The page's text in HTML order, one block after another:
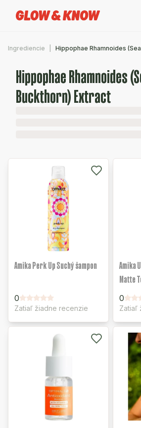
Ingrediencie Hippophae Rhamnoides
Hippophae Rhamnoides
Buckthorn) Extract
Amika Perk Up Suchý šampon
0
Zatiaľ žiadne recenzie
Amika
Matte
0
Zatiaľ